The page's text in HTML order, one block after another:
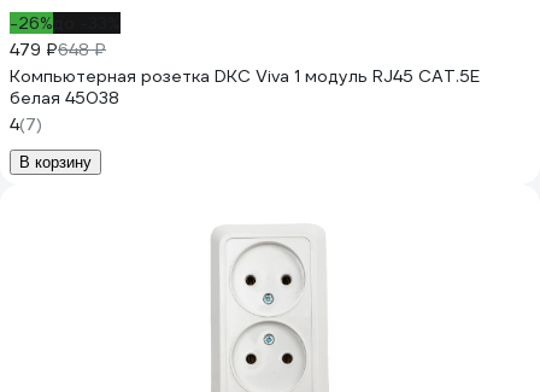
-26%
479 ₽648 ₽
Компьютерная розетка DKC Viva 1 модуль RJ45 CAT.5E
белая 45038
4(7)
В корзину